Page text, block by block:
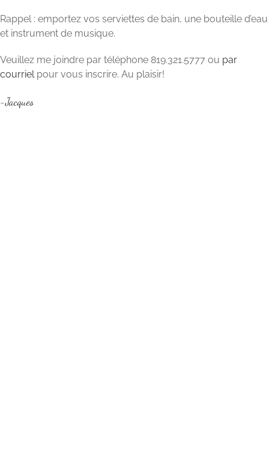
Rappel : emportez vos serviettes de bain, une bouteille d’eau
et instrument de musique.
Veuillez me joindre par téléphone 819.321.5777 ou par
courriel pour vous inscrire. Au plaisir!
-Jacques